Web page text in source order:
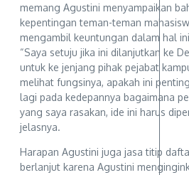
memang Agustini menyampaikan
kepentingan teman-teman
mengambil keuntungan dalam hal
“Saya setuju jika ini dilanjutkan ke
untuk ke jenjang pihak pejabat
melihat fungsinya, apakah ini
lagi pada kedepannya bagaimana
yang saya rasakan, ide ini harus
jelasnya.
Harapan Agustini juga jasa titip
berlanjut karena Agustini